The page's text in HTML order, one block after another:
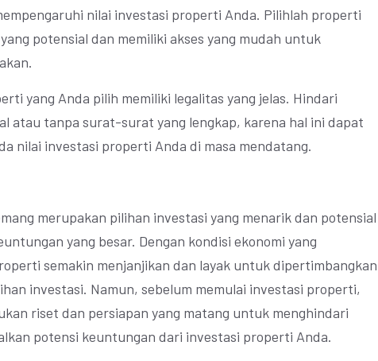
nilai investasi properti Anda. Pilihlah properti
potensial dan memiliki akses yang mudah untuk
yang Anda pilih memiliki legalitas yang jelas. Hindari
atau tanpa surat-surat yang lengkap, karena hal ini dapat
nilai investasi properti Anda di masa mendatang.
merupakan pilihan investasi yang menarik dan potensial
yang besar. Dengan kondisi ekonomi yang
semakin menjanjikan dan layak untuk dipertimbangkan
investasi. Namun, sebelum memulai investasi properti,
riset dan persiapan yang matang untuk menghindari
potensi keuntungan dari investasi properti Anda.